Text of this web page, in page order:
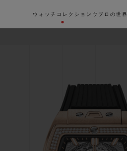
ウォッチコレクション ウブロの世界